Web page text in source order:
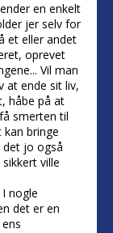
en enkelt
jer selv for
et eller andet
oprevet
Vil man
at ende sit liv,
håbe på at
smerten til
bringe
jo også
ville
nogle
det er en